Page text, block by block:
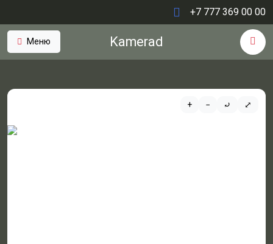
+7 777 369 00 00
Меню Kamerad
+ − ⤾ ⤢